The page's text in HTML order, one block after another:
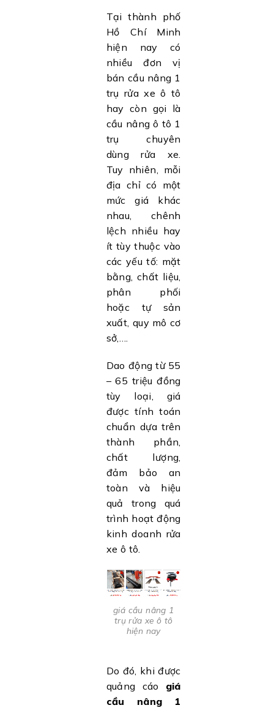
Tại thành phố
Hồ Chí Minh
hiện nay có
nhiều đơn vị
bán cầu nâng 1
trụ rửa xe ô tô
hay còn gọi là
cầu nâng ô tô 1
trụ chuyên
dùng rửa xe.
Tuy nhiên, mỗi
địa chỉ có một
mức giá khác
nhau, chênh
lệch nhiều hay
ít tùy thuộc vào
các yếu tố: mặt
bằng, chất liệu,
phân phối
hoặc tự sản
xuất, quy mô cơ
sở,….
Dao động từ 55
– 65 triệu đồng
tùy loại, giá
được tính toán
chuẩn dựa trên
thành phần,
chất lượng,
đảm bảo an
toàn và hiệu
quả trong quá
trình hoạt động
kinh doanh rửa
xe ô tô.
giá cầu nâng 1
trụ rửa xe ô tô
hiện nay
Do đó, khi được
quảng cáo giá
cầu nâng 1